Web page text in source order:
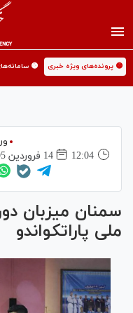
🟡 پرونده‌های ویژه خبری 🟡
12:04
14 فروردين 1405
سمنان میزبان
ملی پاراتکواندو